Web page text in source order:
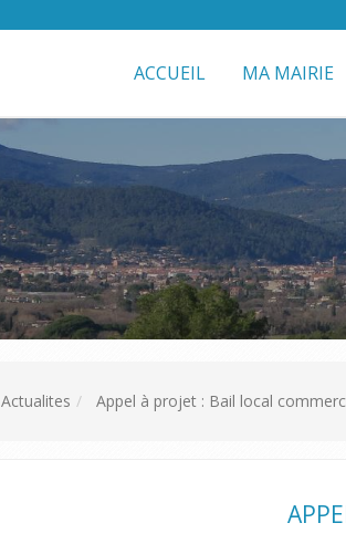
ACCUEIL MA MAIRIE
Actualites Appel à projet : Bail local